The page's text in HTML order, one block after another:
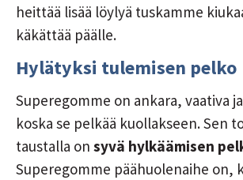
heittää lisää löylyä tuskamme
käkättää päälle.
Hylätyksi tulemisen pelko
Superegomme on ankara, vaativa
koska se pelkää kuollakseen. Sen
taustalla on syvä hylkäämisen
Superegomme päähuolenaihe on,